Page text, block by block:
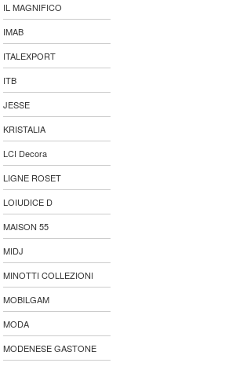
IL MAGNIFICO
IMAB
ITALEXPORT
ITB
JESSE
KRISTALIA
LCI Decora
LIGNE ROSET
LOIUDICE D
MAISON 55
MIDJ
MINOTTI COLLEZIONI
MOBILGAM
MODA
MODENESE GASTONE